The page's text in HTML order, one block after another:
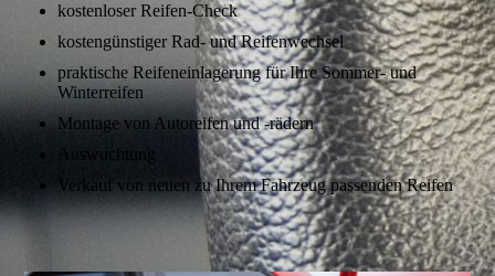
kostenloser Reifen-Check
kostengünstiger Rad- und Reifenwechsel
praktische Reifeneinlagerung für Ihre Sommer- und
Winterreifen
Montage von Autoreifen und -rädern
Auswuchtung
Verkauf von neuen zu Ihrem Fahrzeug passenden Reifen